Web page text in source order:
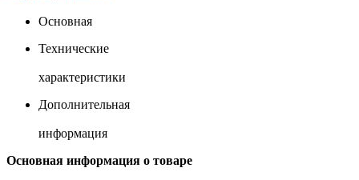
Основная
Технические
характеристики
Дополнительная
информация
Основная информация о товаре